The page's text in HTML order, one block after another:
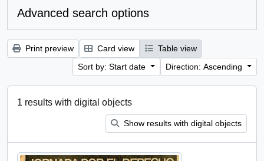
Advanced search options
Print preview Card view
Table view
Sort by: Start date
Direction: Ascending
1 results with digital objects
Show results with digital objects